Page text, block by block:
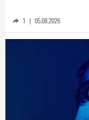
1 05.08.2026